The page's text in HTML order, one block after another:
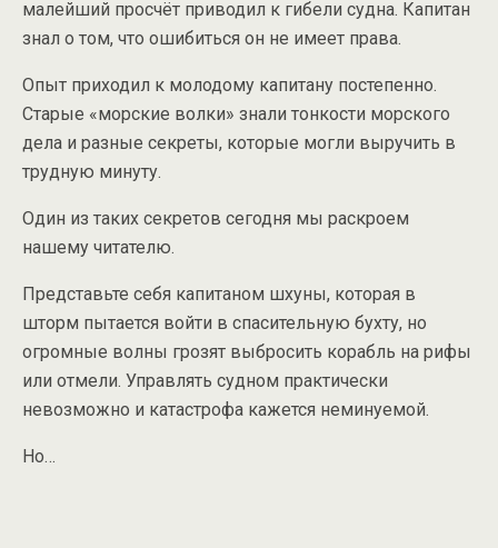
малейший просчёт приводил к гибели судна. Капитан
знал о том, что ошибиться он не имеет права.
Опыт приходил к молодому капитану постепенно.
Старые «морские волки» знали тонкости морского
дела и разные секреты, которые могли выручить в
трудную минуту.
Один из таких секретов сегодня мы раскроем
нашему читателю.
Представьте себя капитаном шхуны, которая в
шторм пытается войти в спасительную бухту, но
огромные волны грозят выбросить корабль на рифы
или отмели. Управлять судном практически
невозможно и катастрофа кажется неминуемой.
Но…